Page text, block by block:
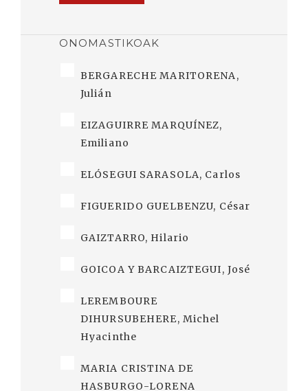
ONOMASTIKOAK
BERGARECHE MARITORENA,
Julián
EIZAGUIRRE MARQUÍNEZ,
Emiliano
ELÓSEGUI SARASOLA, Carlos
FIGUERIDO GUELBENZU, César
GAIZTARRO, Hilario
GOICOA Y BARCAIZTEGUI, José
LEREMBOURE
DIHURSUBEHERE, Michel
Hyacinthe
MARIA CRISTINA DE
HASBURGO-LORENA